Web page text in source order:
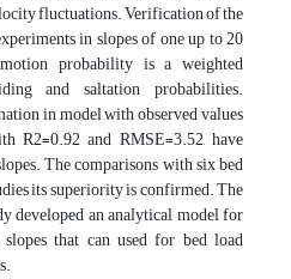
fluctuations. Verification of the
in slopes of one up to 20
probability is a weighted
and saltation probabilities.
in model with observed values
R2=0.92 and RMSE=3.52, have
The comparisons with six bed
its superiority is confirmed. The
developed an analytical model for
that can used for bed load